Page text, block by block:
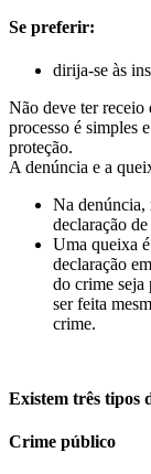
Se preferir:
dirija-se às
Não deve ter receio
processo é simples
proteção.
A denúncia e a
Na denúncia,
declaração
Uma queixa
declaração
do crime seja
ser feita
crime.
Existem três tipos
Crime público